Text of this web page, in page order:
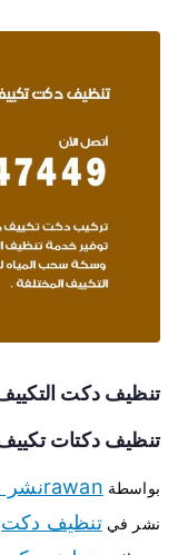
تنظيف دكتات
بواسطة rawanنشر
نشر فيتنظيف دكت